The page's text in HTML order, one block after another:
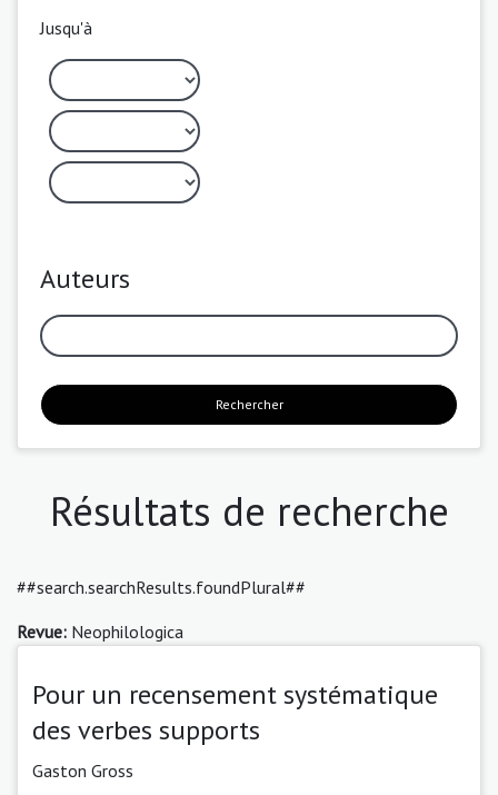
Jusqu'à
Auteurs
Rechercher
Résultats de recherche
##search.searchResults.foundPlural##
Revue: Neophilologica
Pour un recensement systématique
des verbes supports
Gaston Gross